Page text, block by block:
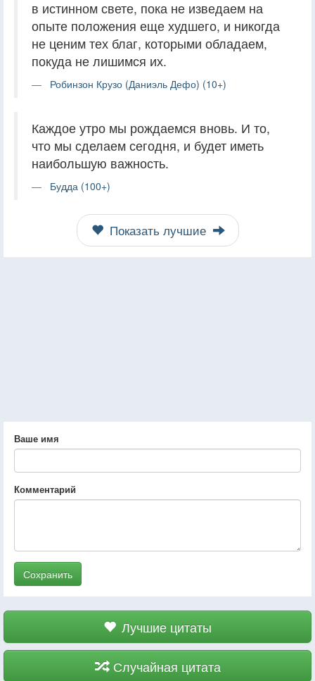
в истинном свете, пока не изведаем на
опыте положения еще худшего, и никогда
не ценим тех благ, которыми обладаем,
покуда не лишимся их.
Робинзон Крузо (Даниэль Дефо) (10+)
Каждое утро мы рождаемся вновь. И то,
что мы сделаем сегодня, и будет иметь
наибольшую важность.
Будда (100+)
Показать лучшие
Ваше имя
Комментарий
Сохранить
Лучшие цитаты
Случайная цитата